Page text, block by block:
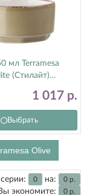
мл Terramesa
(Стилайт)
1 017 р.
Выбрать
Olive
0 на: 0 р.
экономите: 0 р.